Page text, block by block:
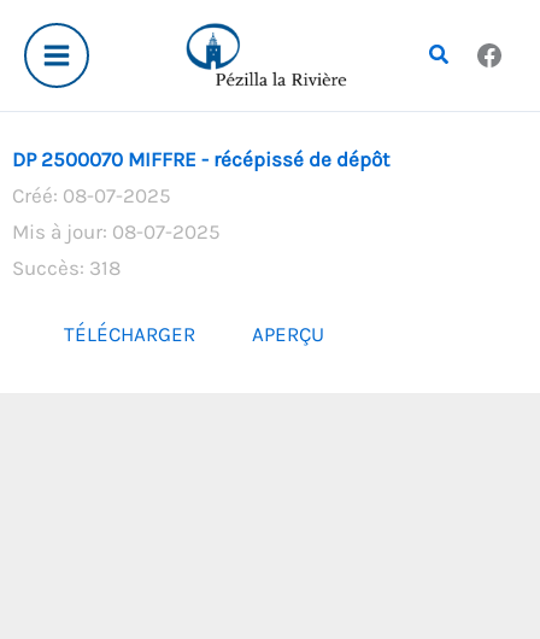
contenu
Rechercher
DP 2500070 MIFFRE - récépissé de dépôt
Créé: 08-07-2025
Mis à jour: 08-07-2025
Succès: 318
TÉLÉCHARGER APERÇU